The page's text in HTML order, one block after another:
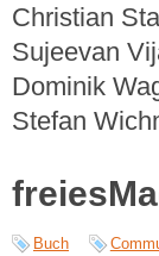
Christian
Sujeevan
Dominik
Stefan
Buch